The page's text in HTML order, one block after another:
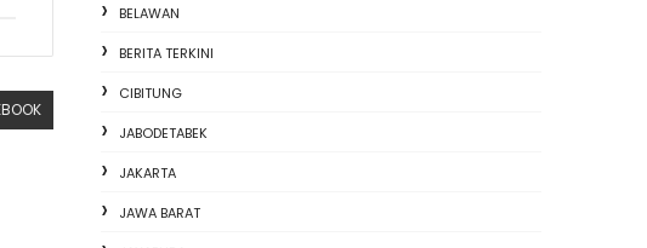
BELAWAN
BERITA TERKINI
CIBITUNG
JABODETABEK
JAKARTA
JAWA BARAT